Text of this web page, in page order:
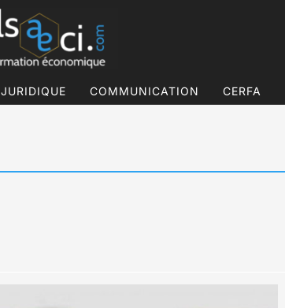
JURIDIQUE COMMUNICATION CERFA